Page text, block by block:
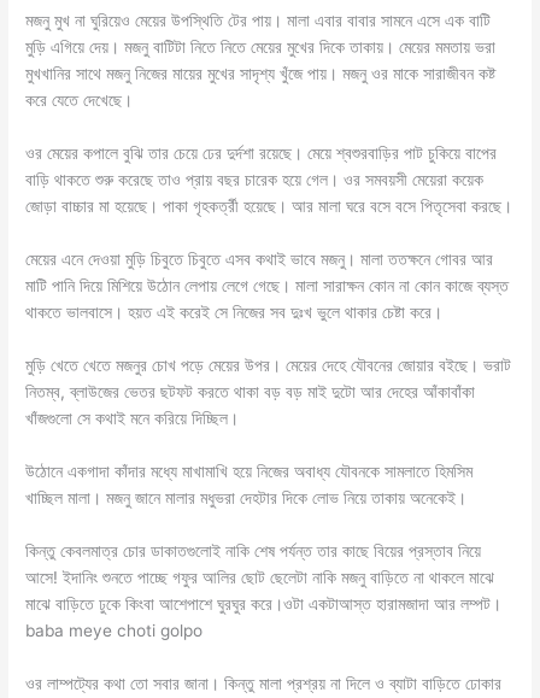
মজনু মুখ না ঘুরিয়েও মেয়ের উপস্থিতি টের পায়। মালা এবার বাবার সামনে এসে এক বাটি
মুড়ি এগিয়ে দেয়। মজনু বাটিটা নিতে নিতে মেয়ের মুখের দিকে তাকায়। মেয়ের মমতায় ভরা
মুখখানির সাথে মজনু নিজের মায়ের মুখের সাদৃশ্য খুঁজে পায়। মজনু ওর মাকে সারাজীবন কষ্ট
করে যেতে দেখেছে।
ওর মেয়ের কপালে বুঝি তার চেয়ে ঢের দুর্দশা রয়েছে। মেয়ে শ্বশুরবাড়ির পাট চুকিয়ে বাপের
বাড়ি থাকতে শুরু করেছে তাও প্রায় বছর চারেক হয়ে গেল। ওর সমবয়সী মেয়েরা কয়েক
জোড়া বাচ্চার মা হয়েছে। পাকা গৃহকর্ত্রী হয়েছে। আর মালা ঘরে বসে বসে পিতৃসেবা করছে।
মেয়ের এনে দেওয়া মুড়ি চিবুতে চিবুতে এসব কথাই ভাবে মজনু। মালা ততক্ষনে গোবর আর
মাটি পানি দিয়ে মিশিয়ে উঠোন লেপায় লেগে গেছে। মালা সারাক্ষন কোন না কোন কাজে ব্যস্ত
থাকতে ভালবাসে। হয়ত এই করেই সে নিজের সব দুঃখ ভুলে থাকার চেষ্টা করে।
মুড়ি খেতে খেতে মজনুর চোখ পড়ে মেয়ের উপর। মেয়ের দেহে যৌবনের জোয়ার বইছে। ভরাট
নিতম্ব, ব্লাউজের ভেতর ছটফট করতে থাকা বড় বড় মাই দুটো আর দেহের আঁকাবাঁকা
খাঁজগুলো সে কথাই মনে করিয়ে দিচ্ছিল।
উঠোনে একগাদা কাঁদার মধ্যে মাখামাখি হয়ে নিজের অবাধ্য যৌবনকে সামলাতে হিমসিম
খাচ্ছিল মালা। মজনু জানে মালার মধুভরা দেহটার দিকে লোভ নিয়ে তাকায় অনেকেই।
কিন্তু কেবলমাত্র চোর ডাকাতগুলোই নাকি শেষ পর্যন্ত তার কাছে বিয়ের প্রস্তাব নিয়ে
আসে! ইদানিং শুনতে পাচ্ছে গফুর আলির ছোট ছেলেটা নাকি মজনু বাড়িতে না থাকলে মাঝে
মাঝে বাড়িতে ঢুকে কিংবা আশেপাশে ঘুরঘুর করে।ওটা একটাআস্ত হারামজাদা আর লম্পট।
baba meye choti golpo
ওর লাম্পট্যের কথা তো সবার জানা। কিন্তু মালা প্রশ্রয় না দিলে ও ব্যাটা বাড়িতে ঢোকার